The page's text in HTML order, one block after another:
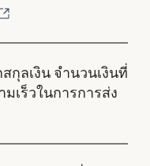
)
สกุลเงิน จำนวนเงินที่
เร็วในการการส่ง